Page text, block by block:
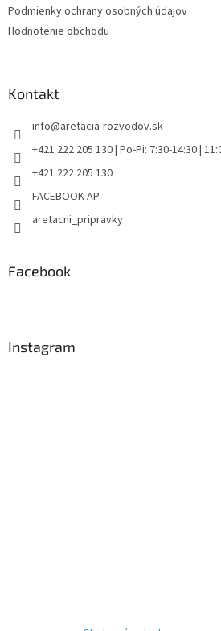
Podmienky ochrany osobných údajov
Hodnotenie obchodu
Kontakt
info@aretacia-rozvodov.sk
+421 222 205 130 | Po-Pi: 7:30-14:30 |
+421 222 205 130
FACEBOOK AP
aretacni_pripravky
Facebook
Instagram